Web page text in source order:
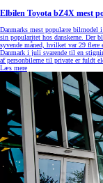
Elbilen Toyota bZ4X mest
Danmarks mest populære bilmodel
sin popularitet hos danskerne. Der
syvende måned, hvilket var 29 flere
Danmark i juli svarende til en
af personbilerne til private er fuldt
Læs mere